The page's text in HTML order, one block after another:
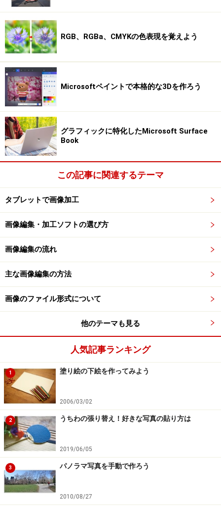
もくじに戻る
三角屋根を作る
面を線で分割して、線を上にドラッグして三角屋根を造
ります。
［Line（線）］ツールを選び、辺に沿ってポインタを移
動すると、辺の中央で［
れるので、向かい側の辺の中央までドラッグして線で結
軸に沿って上にドラッグすると、三角屋根ができあがり
ます。
もくじに戻る
これで家の基本形ができあがりました。次のページでは
入り口をくり抜いて、アーチ窓を描きます。
次のページ
へ＞＞
※記事内容は執筆時点のものです。最新の内容をご確認くださ
い。
※OSやアプリ、ソフトのバージョンによっては画面表示、操作方
法が異なる可能性があります。
RGB、RGBa、CMYKの色表現を覚えよう
Microsoftペイントで本格的な3Dを作ろう
グラフィックに特化したMicrosoft Surface
Book
この記事に関連するテーマ
タブレットで画像加工
画像編集・加工ソフトの選び方
画像編集の流れ
主な画像編集の方法
画像のファイル形式について
他のテーマも見る
人気記事ランキング
1 塗り絵の下絵を作ってみよう
2006/03/02
2 うちわの張り替え！好きな写真の貼り方は
2019/06/05
3 パノラマ写真を手動で作ろう
2010/08/27